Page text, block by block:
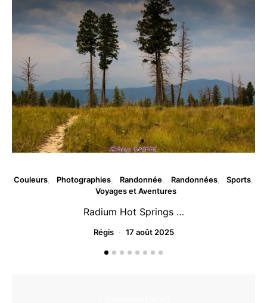
Couleurs Photographies Randonnée Randonnées
Sports
Voyages et Aventures
Radium Hot Springs …
Régis 17 août 2025